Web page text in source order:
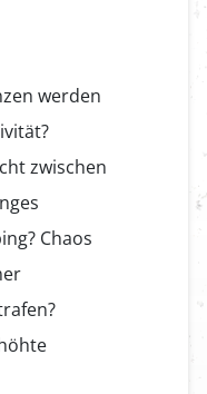
werden
zwischen
Chaos